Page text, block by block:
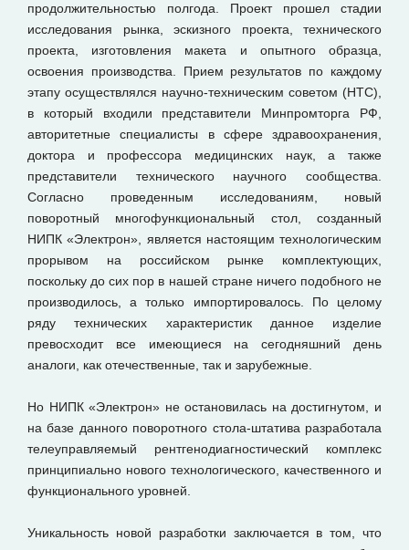
продолжительностью полгода. Проект прошел стадии
исследования рынка, эскизного проекта, технического
проекта, изготовления макета и опытного образца,
освоения производства. Прием результатов по каждому
этапу осуществлялся научно-техническим советом (НТС),
в который входили представители Минпромторга РФ,
авторитетные специалисты в сфере здравоохранения,
доктора и профессора медицинских наук, а также
представители технического научного сообщества.
Согласно проведенным исследованиям, новый
поворотный многофункциональный стол, созданный
НИПК «Электрон», является настоящим технологическим
прорывом на российском рынке комплектующих,
поскольку до сих пор в нашей стране ничего подобного не
производилось, а только импортировалось. По целому
ряду технических характеристик данное изделие
превосходит все имеющиеся на сегодняшний день
аналоги, как отечественные, так и зарубежные.
Но НИПК «Электрон» не остановилась на достигнутом, и
на базе данного поворотного стола-штатива разработала
телеуправляемый рентгенодиагностический комплекс
принципиально нового технологического, качественного и
функционального уровней.
Уникальность новой разработки заключается в том, что